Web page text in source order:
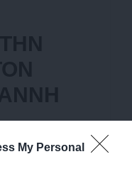
My Personal